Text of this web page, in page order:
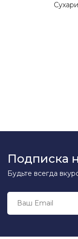
Подписка
Будьте всегда